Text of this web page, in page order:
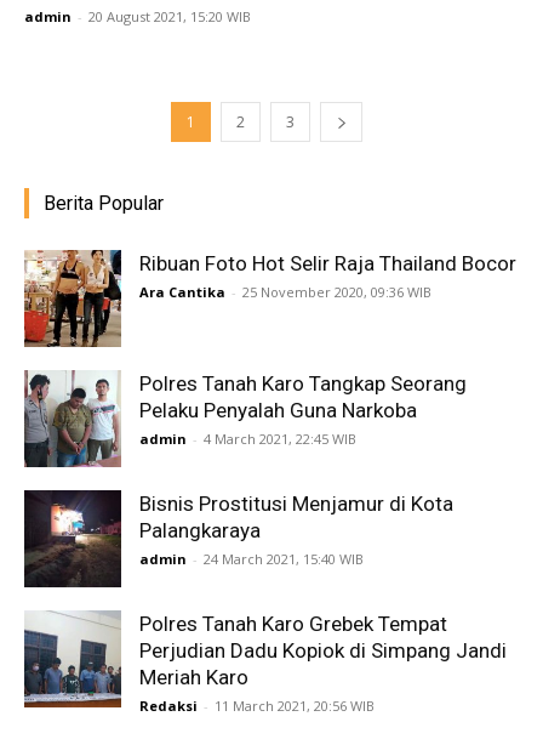
admin - 20 August 2021, 15:20 WIB
1 2 3
Berita Popular
Ribuan Foto Hot Selir Raja Thailand Bocor
Ara Cantika - 25 November 2020, 09:36 WIB
Polres Tanah Karo Tangkap Seorang
Pelaku Penyalah Guna Narkoba
admin - 4 March 2021, 22:45 WIB
Bisnis Prostitusi Menjamur di Kota
Palangkaraya
admin - 24 March 2021, 15:40 WIB
Polres Tanah Karo Grebek Tempat
Perjudian Dadu Kopiok di Simpang Jandi
Meriah Karo
Redaksi - 11 March 2021, 20:56 WIB